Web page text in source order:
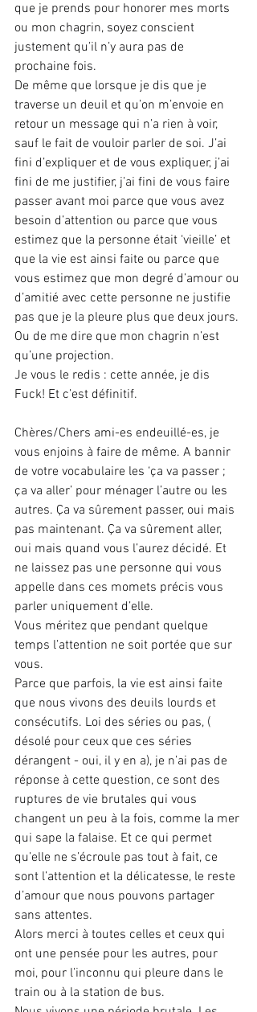
que je prends pour honorer mes morts
ou mon chagrin, soyez conscient
justement qu’il n’y aura pas de
prochaine fois.
De même que lorsque je dis que je
traverse un deuil et qu’on m’envoie en
retour un message qui n’a rien à voir,
sauf le fait de vouloir parler de soi. J’ai
fini d’expliquer et de vous expliquer, j’ai
fini de me justifier, j’ai fini de vous faire
passer avant moi parce que vous avez
besoin d’attention ou parce que vous
estimez que la personne était ‘vieille’ et
que la vie est ainsi faite ou parce que
vous estimez que mon degré d’amour ou
d’amitié avec cette personne ne justifie
pas que je la pleure plus que deux jours.
Ou de me dire que mon chagrin n’est
qu’une projection.
Je vous le redis : cette année, je dis
Fuck! Et c’est définitif.
Chères/Chers ami-es endeuillé-es, je
vous enjoins à faire de même. A bannir
de votre vocabulaire les ‘ça va passer ;
ça va aller’ pour ménager l’autre ou les
autres. Ça va sûrement passer, oui mais
pas maintenant. Ça va sûrement aller,
oui mais quand vous l’aurez décidé. Et
ne laissez pas une personne qui vous
appelle dans ces momets précis vous
parler uniquement d’elle.
Vous méritez que pendant quelque
temps l’attention ne soit portée que sur
vous.
Parce que parfois, la vie est ainsi faite
que nous vivons des deuils lourds et
consécutifs. Loi des séries ou pas, (
désolé pour ceux que ces séries
dérangent - oui, il y en a), je n’ai pas de
réponse à cette question, ce sont des
ruptures de vie brutales qui vous
changent un peu à la fois, comme la mer
qui sape la falaise. Et ce qui permet
qu’elle ne s’écroule pas tout à fait, ce
sont l’attention et la délicatesse, le reste
d’amour que nous pouvons partager
sans attentes.
Alors merci à toutes celles et ceux qui
ont une pensée pour les autres, pour
moi, pour l’inconnu qui pleure dans le
train ou à la station de bus.